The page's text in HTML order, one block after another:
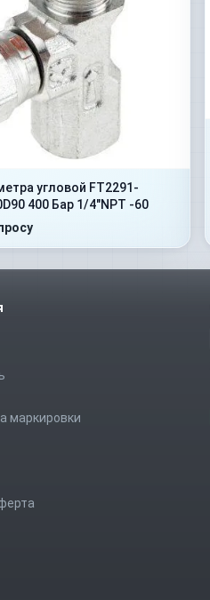
угловой FT2291-
400 Бар 1/4"NPT -60
маркировки